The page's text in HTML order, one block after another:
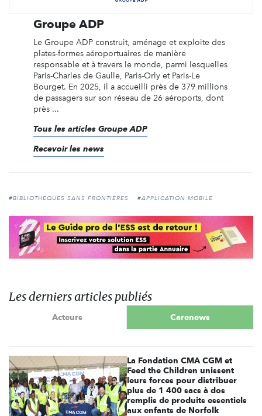
Groupe ADP
Le Groupe ADP construit, aménage et exploite des
plates-formes aéroportuaires de manière
responsable et à travers le monde, parmi lesquelles
Paris-Charles de Gaulle, Paris-Orly et Paris-Le
Bourget. En 2025, il a accueilli près de 379 millions
de passagers sur son réseau de 26 aéroports, dont
près ...
Tous les articles Groupe ADP
Recevoir les news
#BIBLIOTHÈQUES SANS FRONTIÈRES #APPLICATION MOBILE
Les derniers articles publiés
Acteurs Carenews
La Fondation CMA CGM et
Feed the Children unissent
leurs forces pour distribuer
plus de 1 400 sacs à dos
remplis de produits essentiels
aux enfants de Norfolk